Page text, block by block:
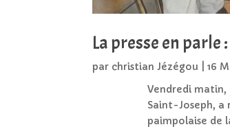
La presse en
par christian Jézégou |16
Vendredi
Saint-Joseph, a
paimpolaise de